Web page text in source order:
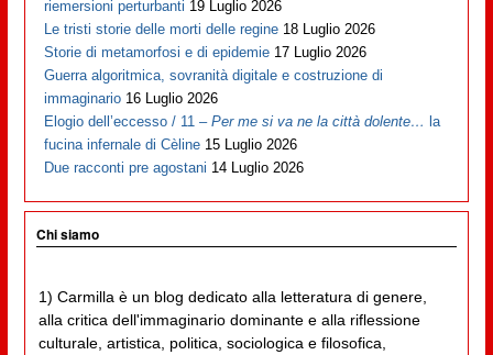
riemersioni perturbanti 19 Luglio 2026
Le tristi storie delle morti delle regine 18 Luglio 2026
Storie di metamorfosi e di epidemie 17 Luglio 2026
Guerra algoritmica, sovranità digitale e costruzione di
immaginario 16 Luglio 2026
Elogio dell’eccesso / 11 –Per me si va ne la città dolente… la
fucina infernale di Cèline 15 Luglio 2026
Due racconti pre agostani 14 Luglio 2026
Chi siamo
1) Carmilla è un blog dedicato alla letteratura di genere,
alla critica dell'immaginario dominante e alla riflessione
culturale, artistica, politica, sociologica e filosofica,